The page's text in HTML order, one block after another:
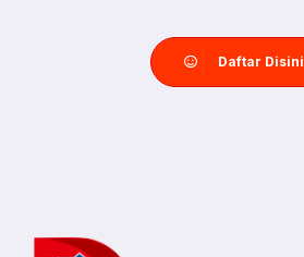
Daftar Disini